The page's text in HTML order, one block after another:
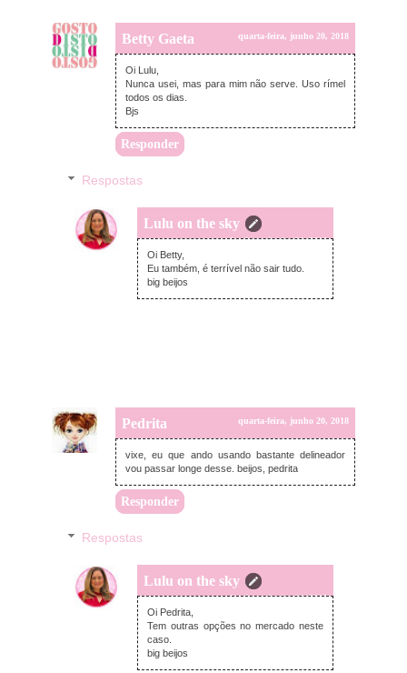
Betty Gaeta quarta-feira, junho 20, 2018
Oi Lulu,
Nunca usei, mas para mim não serve. Uso rímel
todos os dias.
Bjs
Responder
Respostas
Lulu on the sky
domingo, junho 24, 2018
Oi Betty,
Eu também, é terrível não sair tudo.
big beijos
Pedrita quarta-feira, junho 20, 2018
vixe, eu que ando usando bastante delineador
vou passar longe desse. beijos, pedrita
Responder
Respostas
Lulu on the sky
domingo, junho 24, 2018
Oi Pedrita,
Tem outras opções no mercado neste
caso.
big beijos